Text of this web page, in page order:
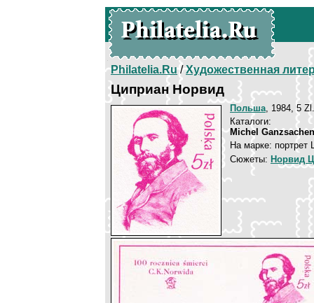
Philatelia.Ru/Художественная
Циприан Норвид
Польша, 1984, 5 Zl.
Каталоги:
Michel
На марке: портрет
Сюжеты: Норвид